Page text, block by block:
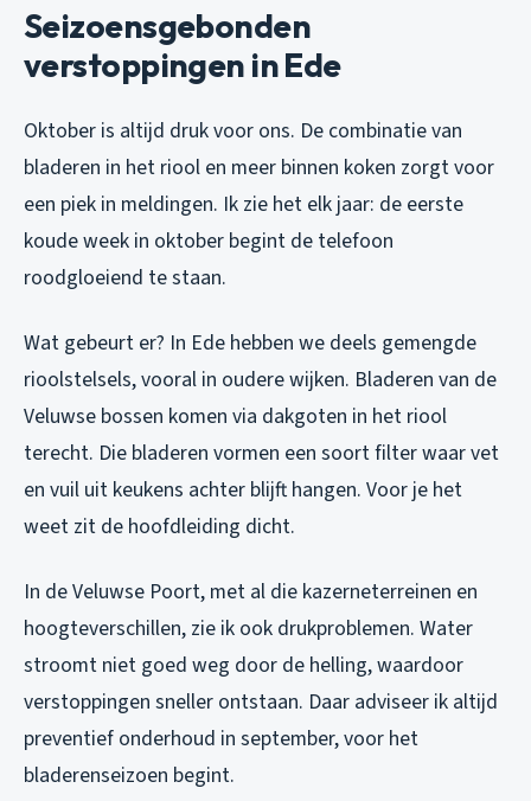
Seizoensgebonden
verstoppingen in Ede
Oktober is altijd druk voor ons. De combinatie van
bladeren in het riool en meer binnen koken zorgt voor
een piek in meldingen. Ik zie het elk jaar: de eerste
koude week in oktober begint de telefoon
roodgloeiend te staan.
Wat gebeurt er? In Ede hebben we deels gemengde
rioolstelsels, vooral in oudere wijken. Bladeren van de
Veluwse bossen komen via dakgoten in het riool
terecht. Die bladeren vormen een soort filter waar vet
en vuil uit keukens achter blijft hangen. Voor je het
weet zit de hoofdleiding dicht.
In de Veluwse Poort, met al die kazerneterreinen en
hoogteverschillen, zie ik ook drukproblemen. Water
stroomt niet goed weg door de helling, waardoor
verstoppingen sneller ontstaan. Daar adviseer ik altijd
preventief onderhoud in september, voor het
bladerenseizoen begint.